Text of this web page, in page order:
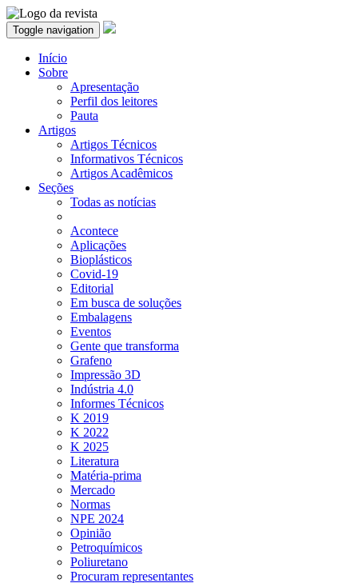
Toggle navigation
Início
Sobre
Apresentação
Perfil dos leitores
Pauta
Artigos
Artigos Técnicos
Informativos Técnicos
Artigos Acadêmicos
Seções
Todas as notícias
Acontece
Aplicações
Bioplásticos
Covid-19
Editorial
Em busca de soluções
Embalagens
Eventos
Gente que transforma
Grafeno
Impressão 3D
Indústria 4.0
Informes Técnicos
K 2019
K 2022
K 2025
Literatura
Matéria-prima
Mercado
Normas
NPE 2024
Opinião
Petroquímicos
Poliuretano
Procuram representantes